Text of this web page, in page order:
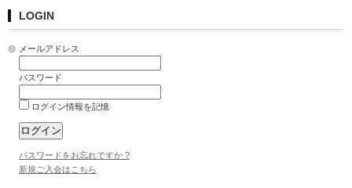
LOGIN
メールアドレス
パスワード
ログイン情報を記憶
パスワードをお忘れですか ?
新規ご入会はこちら